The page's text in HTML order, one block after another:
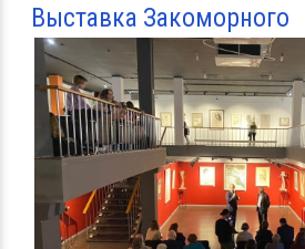
Выставка Закоморного